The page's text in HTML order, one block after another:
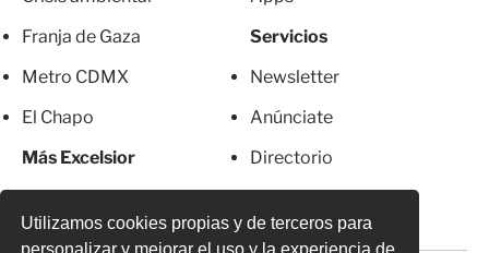
Utilizamos cookies propias y de terceros para
personalizar y mejorar el uso y la experiencia de
Franja de Gaza
Metro CDMX
El Chapo
Más Excelsior
Servicios
Newsletter
Anúnciate
Directorio